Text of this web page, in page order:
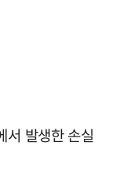
서 발생한 손실